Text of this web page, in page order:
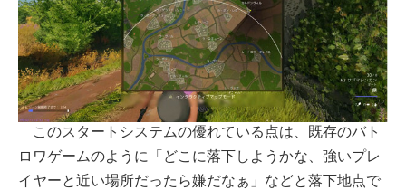
このスタートシステムの優れている点は、既存のバト
ロワゲームのように「どこに落下しようかな、強いプレ
イヤーと近い場所だったら嫌だなぁ」などと落下地点で